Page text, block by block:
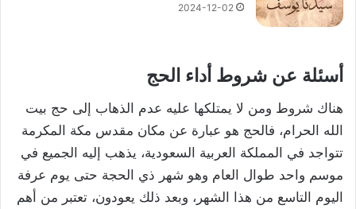
2024-12-02
أسئلة عن شروط أداء الحج
هناك شروط ومن لا يمتلكها عليه عدم الذهاب إلى حج بيت
الله الحرام، فالحج هو عبارة عن مكان مقدس مكة المكرمة
تتواجد في المملكة العربية السعودية، يذهب إليه الجميع في
موسم واحد طوال العام وهو شهر ذي الحجة حتى يوم عرفة
اليوم التاسع من هذا الشهر، وبعد ذلك يعودون، تعتبر من أهم